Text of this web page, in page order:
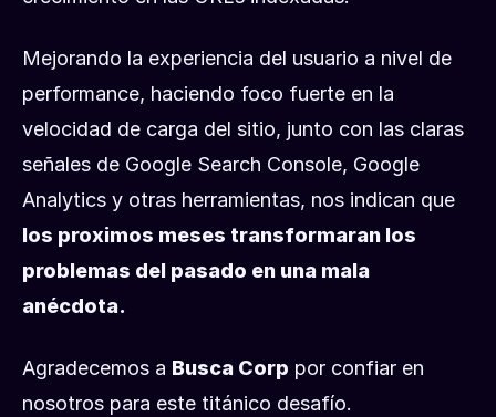
Mejorando la experiencia del usuario a nivel de
performance, haciendo foco fuerte en la
velocidad de carga del sitio, junto con las claras
señales de Google Search Console, Google
Analytics y otras herramientas, nos indican que
los proximos meses transformaran los
problemas del pasado en una mala
anécdota.
Agradecemos a Busca Corp por confiar en
nosotros para este titánico desafío.